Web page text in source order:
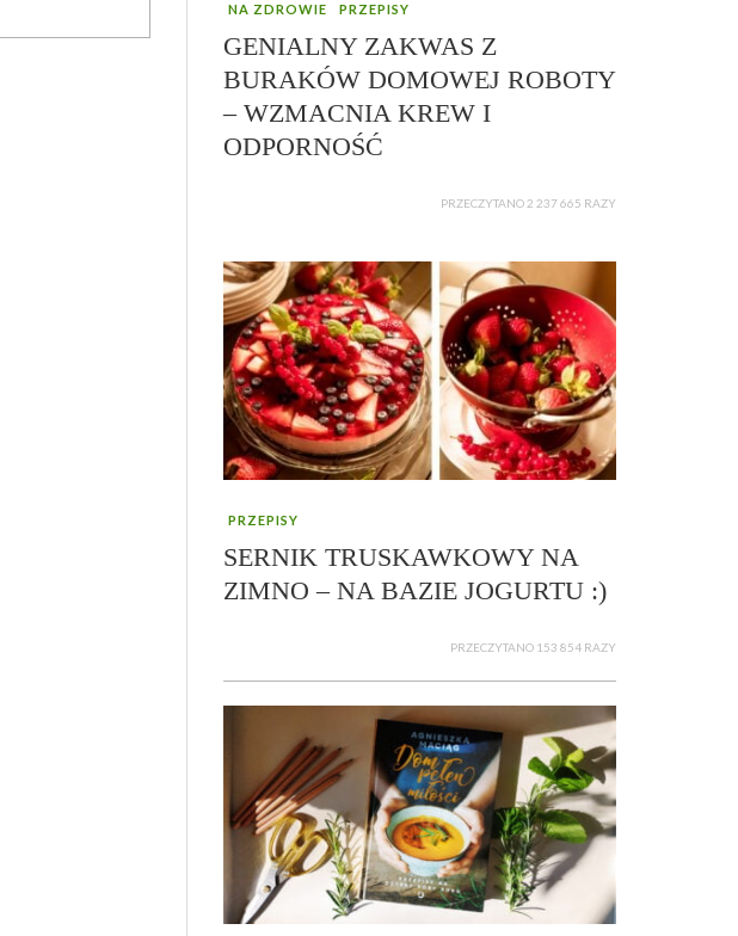
NA ZDROWIE PRZEPISY
GENIALNY ZAKWAS Z
BURAKÓW DOMOWEJ ROBOTY
– WZMACNIA KREW I
ODPORNOŚĆ
PRZECZYTANO 2 237 665 RAZY
PRZEPISY
SERNIK TRUSKAWKOWY NA
ZIMNO – NA BAZIE JOGURTU :)
PRZECZYTANO 153 854 RAZY